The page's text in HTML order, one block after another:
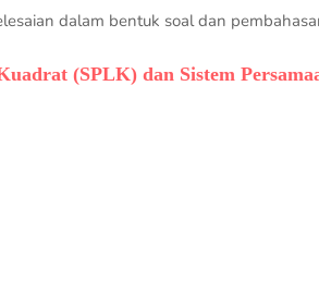
dalam bentuk soal dan
(SPLK) dan Sistem